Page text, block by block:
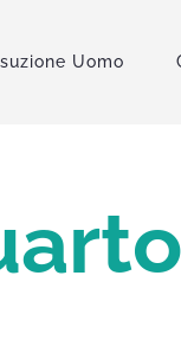
Uomo